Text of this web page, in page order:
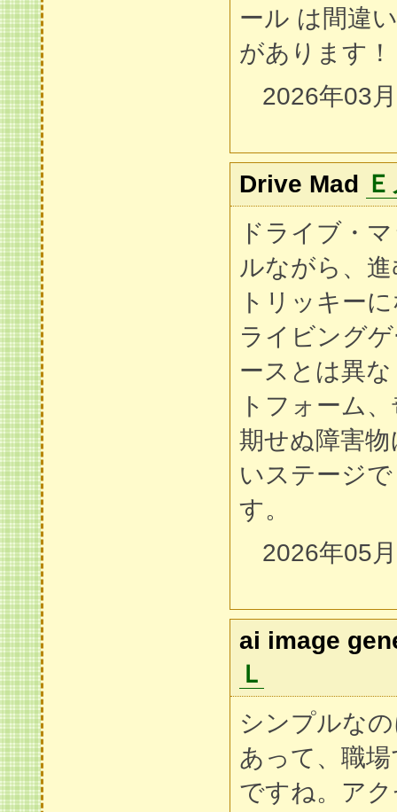
ール は間違
があります！
2026年03
Drive Mad
ドライブ・
ルながら、
トリッキー
ライビング
ースとは異
トフォーム
期せぬ障害
いステージ
す。
2026年05
ai image
Ｌ
シンプルな
あって、職
ですね。ア